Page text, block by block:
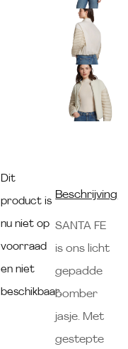
Dit
product is
nu niet op
voorraad
en niet
beschikbaar.
Beschrijving
SANTA FE
is ons licht
gepadde
bomber
jasje. Met
gestepte